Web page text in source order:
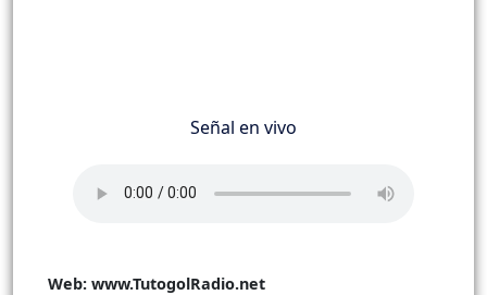
Señal en vivo
Web: www.TutogolRadio.net